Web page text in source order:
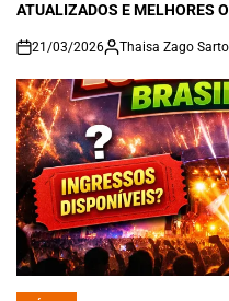
ATUALIZADOS E MELHORES
on
21/03/2026 Thaisa Zago